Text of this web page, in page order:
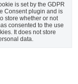
is set by the GDPR
Consent plugin and is
store whether or not
consented to the use
It does not store
data.